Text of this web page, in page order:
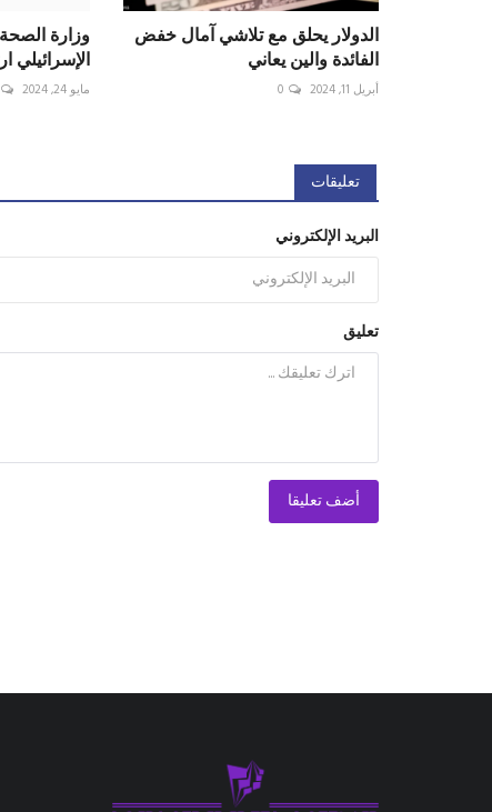
الدولار يحلق مع تلاشي آمال خفض
الفائدة والين يعاني
أبريل 11, 2024 0
وزارة
الإسرائيلي ارتكب
مايو 24, 2024
تعليقات
البريد الإلكتروني
تعليق
أضف تعليقا